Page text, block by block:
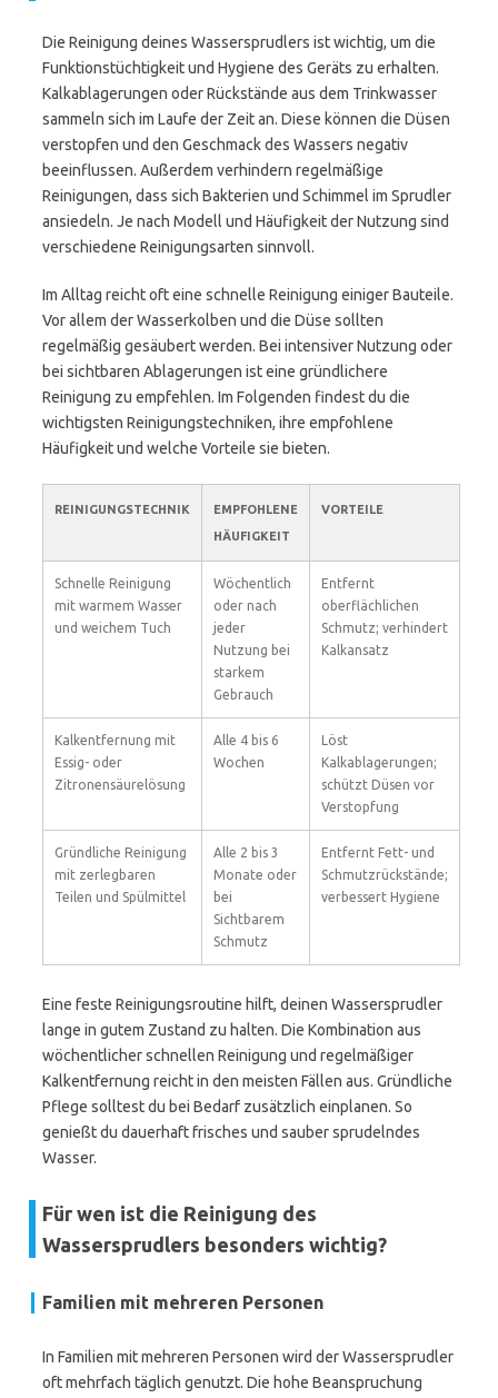
Die Reinigung deines Wassersprudlers ist wichtig, um die
Funktionstüchtigkeit und Hygiene des Geräts zu erhalten.
Kalkablagerungen oder Rückstände aus dem Trinkwasser
sammeln sich im Laufe der Zeit an. Diese können die Düsen
verstopfen und den Geschmack des Wassers negativ
beeinflussen. Außerdem verhindern regelmäßige
Reinigungen, dass sich Bakterien und Schimmel im Sprudler
ansiedeln. Je nach Modell und Häufigkeit der Nutzung sind
verschiedene Reinigungsarten sinnvoll.
Im Alltag reicht oft eine schnelle Reinigung einiger Bauteile.
Vor allem der Wasserkolben und die Düse sollten
regelmäßig gesäubert werden. Bei intensiver Nutzung oder
bei sichtbaren Ablagerungen ist eine gründlichere
Reinigung zu empfehlen. Im Folgenden findest du die
wichtigsten Reinigungstechniken, ihre empfohlene
Häufigkeit und welche Vorteile sie bieten.
REINIGUNGSTECHNIK
EMPFOHLENE
HÄUFIGKEIT
VORTEILE
Schnelle Reinigung
mit warmem Wasser
und weichem Tuch
Wöchentlich
oder nach
jeder
Nutzung bei
starkem
Gebrauch
Entfernt
oberflächlichen
Schmutz; verhindert
Kalkansatz
Kalkentfernung mit
Essig- oder
Zitronensäurelösung
Alle 4 bis 6
Wochen
Löst
Kalkablagerungen;
schützt Düsen vor
Verstopfung
Gründliche Reinigung
mit zerlegbaren
Teilen und Spülmittel
Alle 2 bis 3
Monate oder
bei
Sichtbarem
Schmutz
Entfernt Fett- und
Schmutzrückstände;
verbessert Hygiene
Eine feste Reinigungsroutine hilft, deinen Wassersprudler
lange in gutem Zustand zu halten. Die Kombination aus
wöchentlicher schnellen Reinigung und regelmäßiger
Kalkentfernung reicht in den meisten Fällen aus. Gründliche
Pflege solltest du bei Bedarf zusätzlich einplanen. So
genießt du dauerhaft frisches und sauber sprudelndes
Wasser.
Für wen ist die Reinigung des
Wassersprudlers besonders wichtig?
Familien mit mehreren Personen
In Familien mit mehreren Personen wird der Wassersprudler
oft mehrfach täglich genutzt. Die hohe Beanspruchung